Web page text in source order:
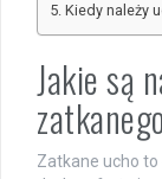
Kiedy należy
Jakie są
Zatkane ucho to